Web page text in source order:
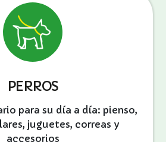
PERROS
para su día a día: pienso,
juguetes, correas y
accesorios